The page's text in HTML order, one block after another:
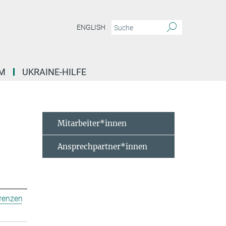
ENGLISH
UKRAINE-HILFE
Mitarbeiter*innen
Ansprechpartner*innen